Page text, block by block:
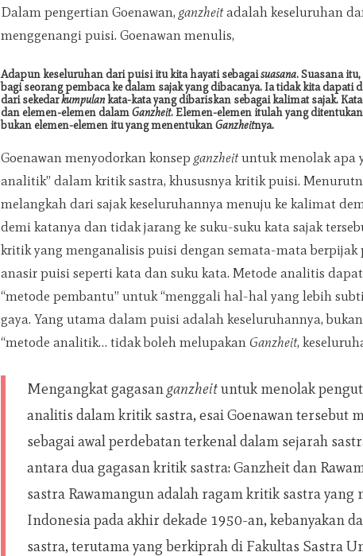
Dalam pengertian Goenawan, ganzheitadalah keseluruhan
menggenangi puisi. Goenawan menulis,
Adapun keseluruhan dari puisi itu kita hayati sebagaisuasana. Suasana itu,
bagi seorang pembaca ke dalam sajak yang dibacanya. Ia tidak kita dapati
dari sekedarkumpulankata-kata yang dibariskan sebagai kalimat sajak.
dan elemen-elemen dalamGanzheit. Elemen-elemen itulah yang
bukan elemen-elemen itu yang menentukanGanzheitnya.
Goenawan menyodorkan konsep ganzheituntuk menolak apa
analitik” dalam kritik sastra, khususnya kritik puisi.
melangkah dari sajak keseluruhannya menuju ke kalimat
demi katanya dan tidak jarang ke suku-suku kata sajak
kritik yang menganalisis puisi dengan semata-mata berpijak
anasir puisi seperti kata dan suku kata. Metode analitis
“metode pembantu” untuk “menggali hal-hal yang lebih
gaya. Yang utama dalam puisi adalah keseluruhannya,
“metode analitik… tidak boleh melupakan Ganzheit,
Mengangkat gagasanganzheituntuk menolak
analitis dalam kritik sastra, esai Goenawan tersebut
sebagai awal perdebatan terkenal dalam sejarah
antara dua gagasan kritik sastra: Ganzheit dan
sastra Rawamangun adalah ragam kritik sastra yang
Indonesia pada akhir dekade 1950-an, kebanyakan
sastra, terutama yang berkiprah di Fakultas Sastra